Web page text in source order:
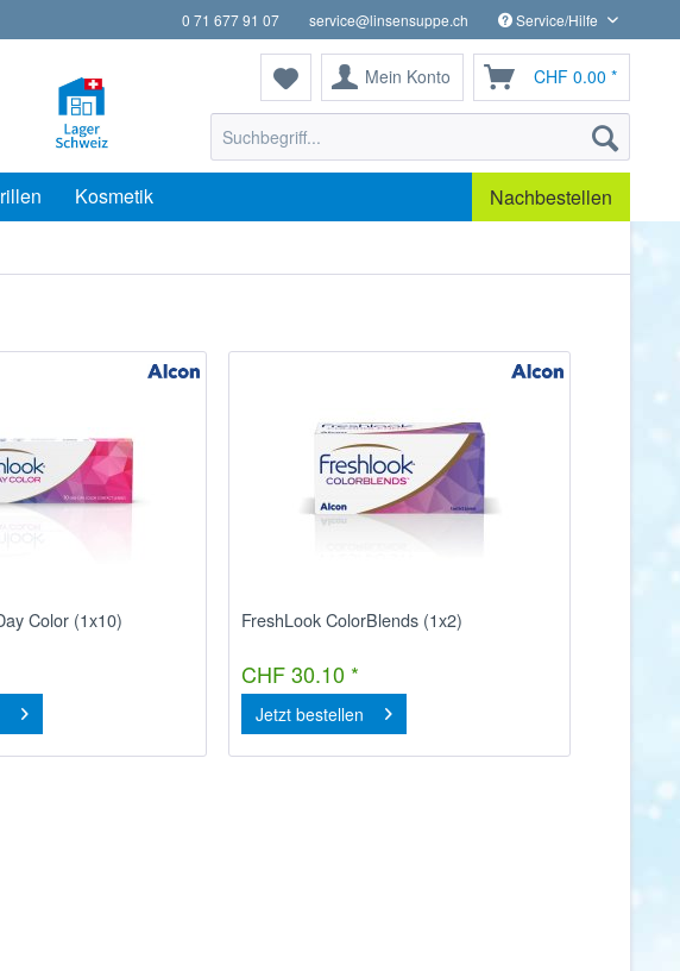
0 71 677 91 07 service@linsensuppe.ch Service/Hilfe
Mein Konto CHF 0.00 *
Kosmetik Nachbestellen
Color (1x10) FreshLook ColorBlends (1x2)
CHF 30.10 *
Jetzt bestellen